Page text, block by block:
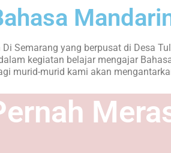
Semarang yang berpusat di Desa
kegiatan belajar mengajar
murid-murid kami akan